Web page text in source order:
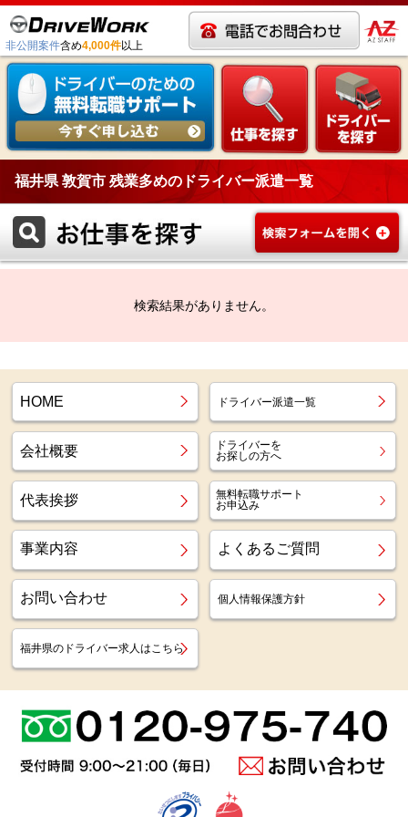
非公開案件含め4,000件以上
福井県 敦賀市 残業多めのドライバー派遣一覧
検索結果がありません。
HOME ドライバー派遣一覧
会社概要
ドライバーを
お探しの方へ
代表挨拶
無料転職サポート
お申込み
事業内容 よくあるご質問
お問い合わせ 個人情報保護方針
福井県のドライバー求人はこちら